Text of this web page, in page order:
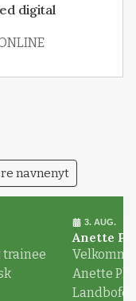
digital
navnenyt
trainee
3. AUG.
Anette
Anette